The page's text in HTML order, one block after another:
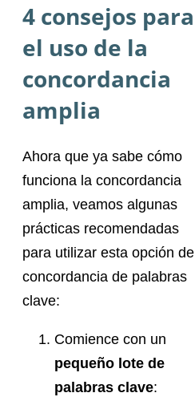
4 consejos para
el uso de la
concordancia
amplia
Ahora que ya sabe cómo
funciona la concordancia
amplia, veamos algunas
prácticas recomendadas
para utilizar esta opción de
concordancia de palabras
clave:
Comience con un
pequeño lote de
palabras clave: